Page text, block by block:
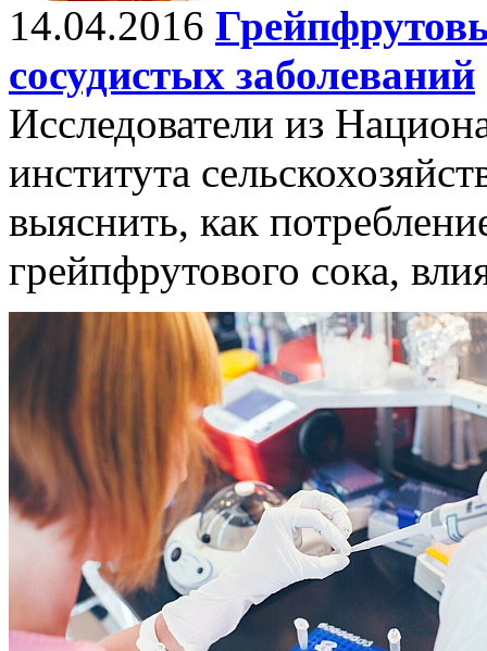
14.04.2016
сосудистых заболеваний
Исследователи из
института
выяснить, как
грейпфрутового сока,